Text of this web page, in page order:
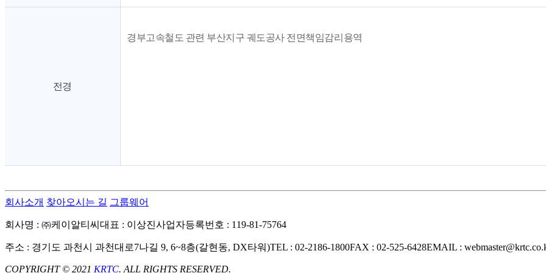
전경
경부고속철도 관련 부산지구 궤도공사 전면책임감리용역
회사소개 찾아오시는 길 그룹웨어
회사명 : ㈜케이알티씨 대표 : 이상진사업자등록번호 : 119-81-75764
주소 : 경기도 과천시 과천대로7나길 9, 6~8층(갈현동, DX타워)TEL : 02-2186-1800FAX : 02-525-6428EMAIL :
COPYRIGHT © 2021 KRTC. ALL RIGHTS RESERVED.